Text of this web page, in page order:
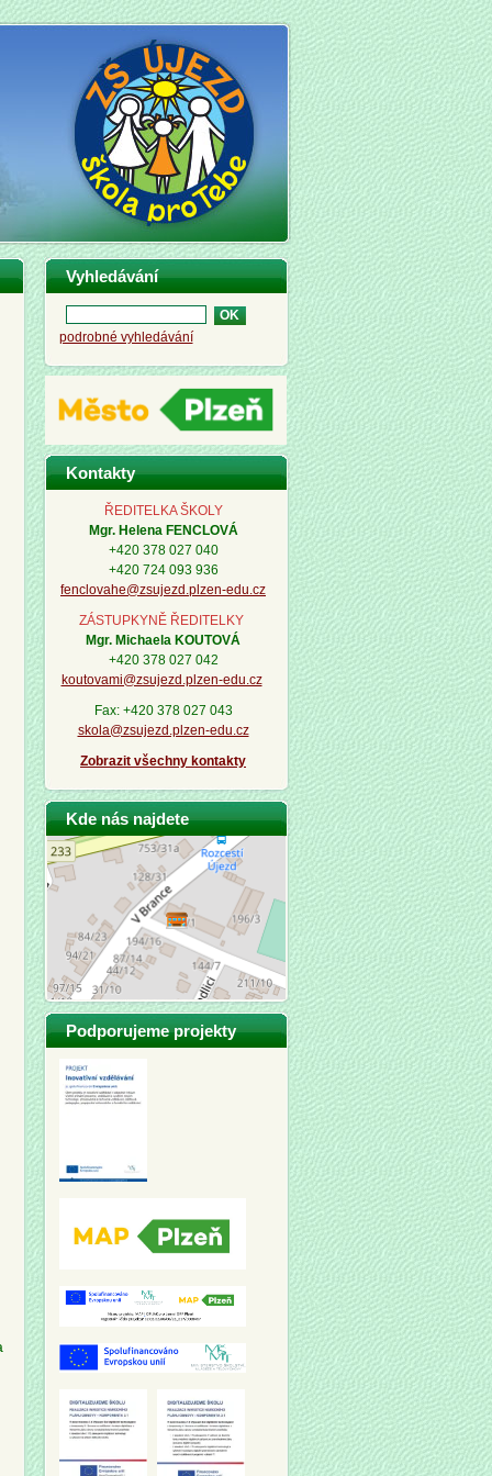
Vyhledávání
podrobné vyhledávání
Kontakty
ŘEDITELKA ŠKOLY
Mgr. Helena FENCLOVÁ
+420 378 027 040
+420 724 093 936
fenclovahe@zsujezd.plzen-edu.cz
ZÁSTUPKYNĚ ŘEDITELKY
Mgr. Michaela KOUTOVÁ
+420 378 027 042
koutovami@zsujezd.plzen-edu.cz
Fax: +420 378 027 043
skola@zsujezd.plzen-edu.cz
Zobrazit všechny kontakty
Kde nás najdete
Podporujeme projekty